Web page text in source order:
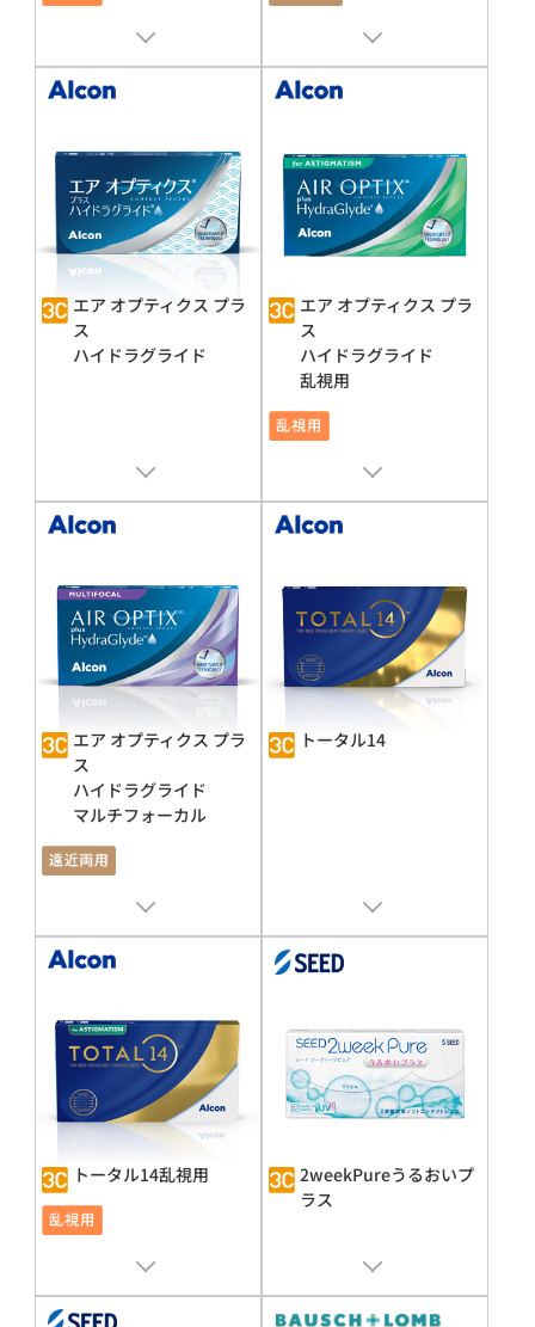
承認番号 : 22200BZX00714A01
承認番号 : 22200BZX00714A01
エア オプティクス プラ
ス
ハイドラグライド
承認番号 : 22800BZX00370000
エア オプティクス プラ
ス
ハイドラグライド
乱視用
承認番号 : 22800BZX00370000
エア オプティクス プラ
ス
ハイドラグライド
マルチフォーカル
承認番号 : 22800BZX00370000
トータル14
承認番号 : 30300BZX00344000
トータル14乱視用
承認番号 : 30300BZX00344000
2weekPureうるおいプ
ラス
承認番号 : 22500BZX00276000